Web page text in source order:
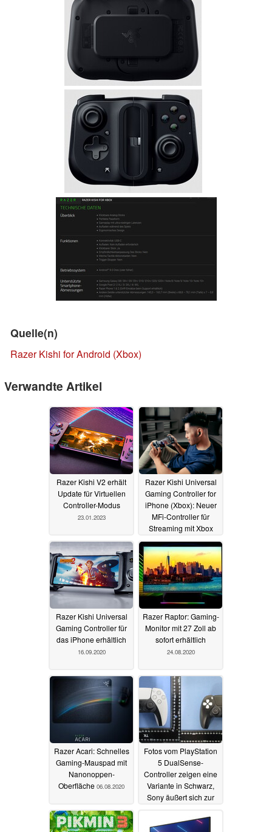
Quelle(n)
Razer Kishi for Android (Xbox)
Verwandte Artikel
Razer Kishi V2 erhält
Update für Virtuellen
Controller-Modus
23.01.2023
Razer Kishi Universal
Gaming Controller for
iPhone (Xbox): Neuer
MFi-Controller für
Streaming mit Xbox
Game Pass Ultimate
28.06.2021
Razer Kishi Universal
Gaming Controller für
das iPhone erhältlich
16.09.2020
Razer Raptor: Gaming-
Monitor mit 27 Zoll ab
sofort erhältlich
24.08.2020
Razer Acari: Schnelles
Gaming-Mauspad mit
Nanonoppen-
Oberfläche 06.08.2020
Fotos vom PlayStation
5 DualSense-
Controller zeigen eine
Variante in Schwarz,
Sony äußert sich zur